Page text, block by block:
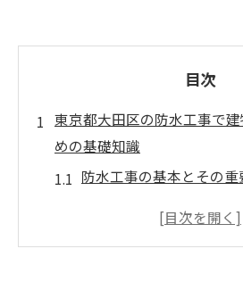
目次
東京都大田区の防水工事で
めの基礎知識
防水工事の基本とその重
大田区特有の気候が建物